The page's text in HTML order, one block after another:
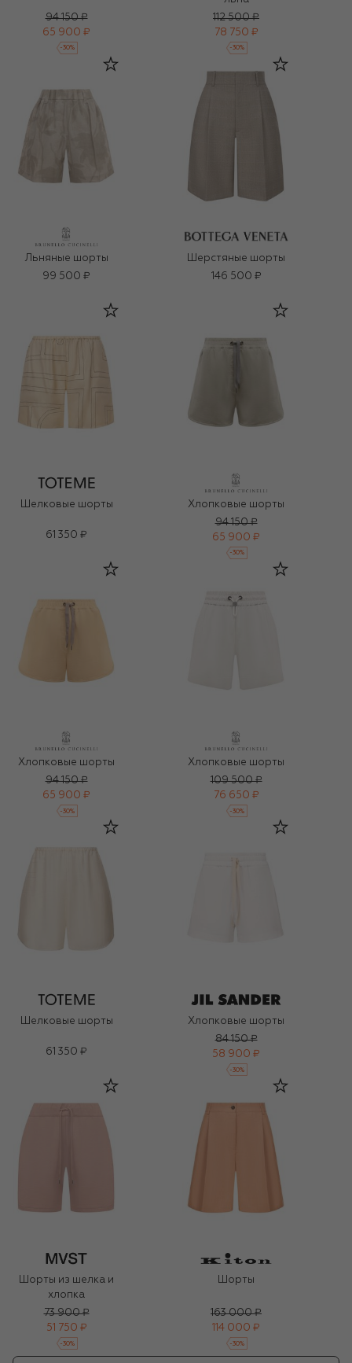
94 150 ₽
65 900 ₽
-30%
112 500 ₽
78 750 ₽
-30%
Льняные шорты
99 500 ₽
Шерстяные шорты
146 500 ₽
Шелковые шорты
61 350 ₽
Хлопковые шорты
94 150 ₽
65 900 ₽
-30%
Хлопковые шорты
94 150 ₽
65 900 ₽
-30%
Хлопковые шорты
109 500 ₽
76 650 ₽
-30%
Шелковые шорты
61 350 ₽
Хлопковые шорты
84 150 ₽
58 900 ₽
-30%
Шорты из шелка и
хлопка
73 900 ₽
51 750 ₽
-30%
Шорты
163 000 ₽
114 000 ₽
-30%